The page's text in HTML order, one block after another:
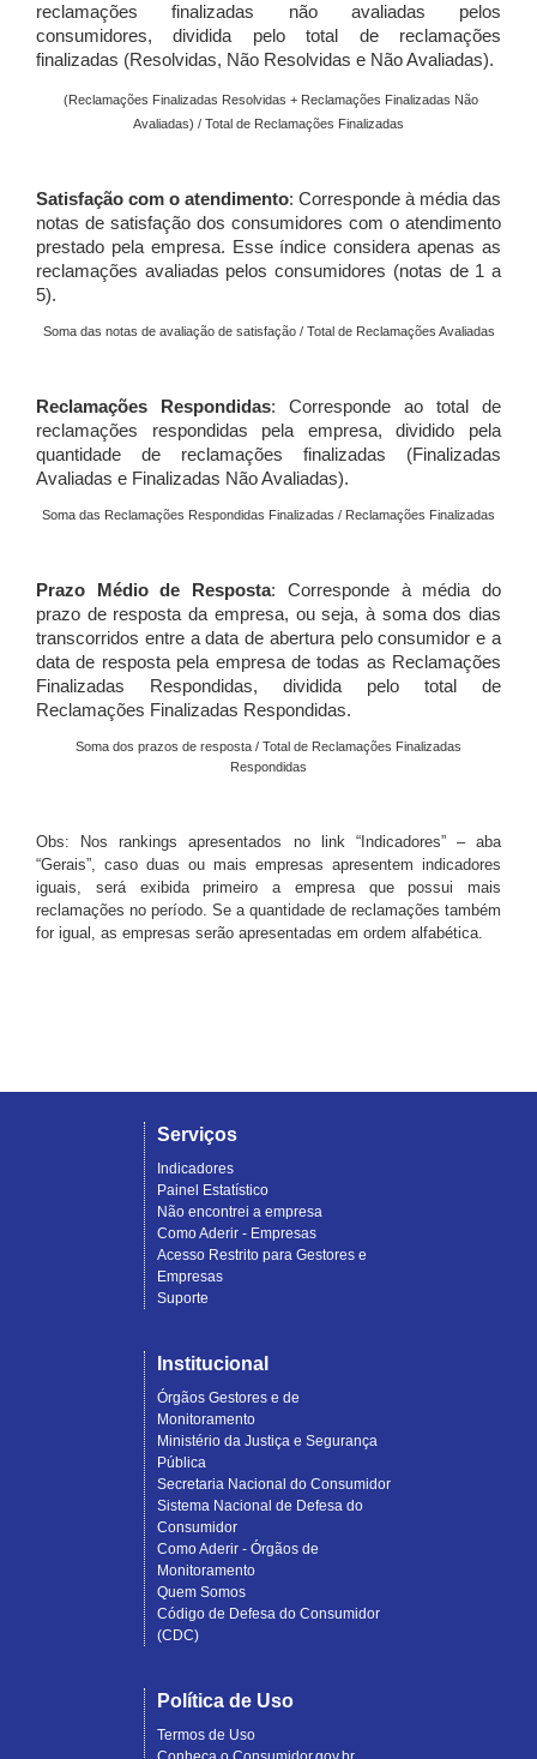
reclamações finalizadas não avaliadas pelos
consumidores, dividida pelo total de reclamações
finalizadas (Resolvidas, Não Resolvidas e Não Avaliadas).
(Reclamações Finalizadas Resolvidas + Reclamações Finalizadas Não
Avaliadas) / Total de Reclamações Finalizadas
Satisfação com o atendimento: Corresponde à média das
notas de satisfação dos consumidores com o atendimento
prestado pela empresa. Esse índice considera apenas as
reclamações avaliadas pelos consumidores (notas de 1 a
5).
Soma das notas de avaliação de satisfação / Total de Reclamações Avaliadas
Reclamações Respondidas: Corresponde ao total de
reclamações respondidas pela empresa, dividido pela
quantidade de reclamações finalizadas (Finalizadas
Avaliadas e Finalizadas Não Avaliadas).
Soma das Reclamações Respondidas Finalizadas / Reclamações Finalizadas
Prazo Médio de Resposta: Corresponde à média do
prazo de resposta da empresa, ou seja, à soma dos dias
transcorridos entre a data de abertura pelo consumidor e a
data de resposta pela empresa de todas as Reclamações
Finalizadas Respondidas, dividida pelo total de
Reclamações Finalizadas Respondidas.
Soma dos prazos de resposta / Total de Reclamações Finalizadas
Respondidas
Obs: Nos rankings apresentados no link “Indicadores” – aba
“Gerais”, caso duas ou mais empresas apresentem indicadores
iguais, será exibida primeiro a empresa que possui mais
reclamações no período. Se a quantidade de reclamações também
for igual, as empresas serão apresentadas em ordem alfabética.
Serviços
Indicadores
Painel Estatístico
Não encontrei a empresa
Como Aderir - Empresas
Acesso Restrito para Gestores e
Empresas
Suporte
Institucional
Órgãos Gestores e de
Monitoramento
Ministério da Justiça e Segurança
Pública
Secretaria Nacional do Consumidor
Sistema Nacional de Defesa do
Consumidor
Como Aderir - Órgãos de
Monitoramento
Quem Somos
Código de Defesa do Consumidor
(CDC)
Política de Uso
Termos de Uso